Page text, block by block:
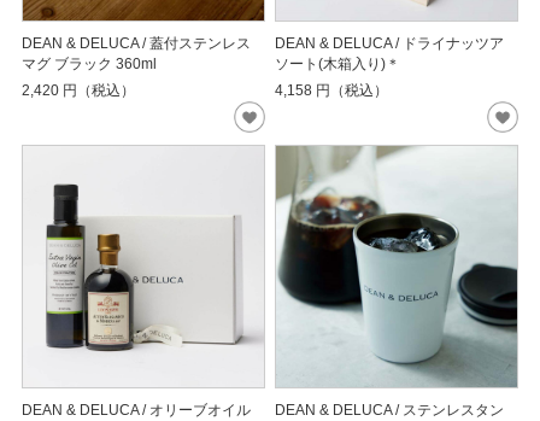
DEAN & DELUCA / 蓋付ステンレス
マグ ブラック 360ml
2,420 円（税込）
DEAN & DELUCA / ドライナッツア
ソート(木箱入り)＊
4,158 円（税込）
DEAN & DELUCA / オリーブオイル DEAN & DELUCA / ステンレスタン